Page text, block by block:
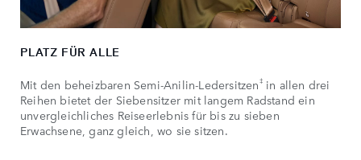
PLATZ FÜR ALLE
Mit den beheizbaren Semi-Anilin-Ledersitzen‡in allen drei
Reihen bietet der Siebensitzer mit langem Radstand ein
unvergleichliches Reiseerlebnis für bis zu sieben
Erwachsene, ganz gleich, wo sie sitzen.